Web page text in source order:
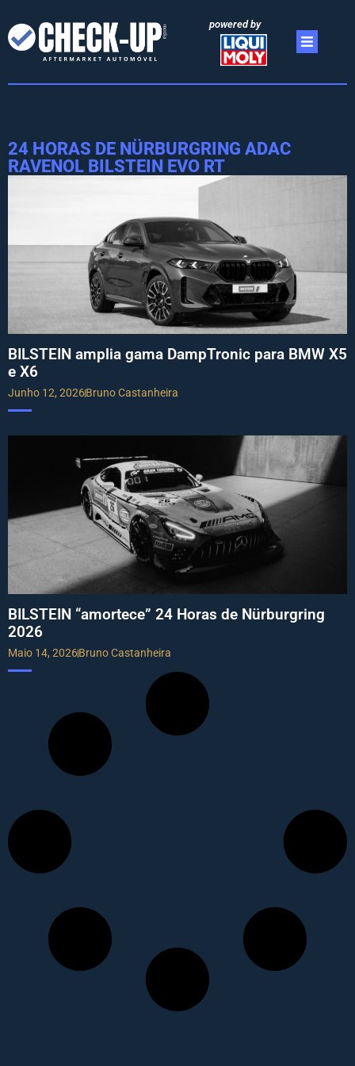
powered by
24 HORAS DE NÜRBURGRING ADAC
RAVENOL BILSTEIN EVO RT
BILSTEIN amplia gama DampTronic para BMW X5
e X6
Junho 12, 2026Bruno Castanheira
BILSTEIN “amortece” 24 Horas de Nürburgring
2026
Maio 14, 2026Bruno Castanheira